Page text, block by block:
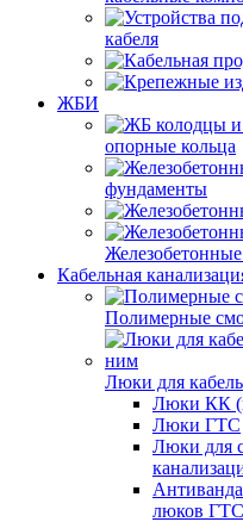
кабеля
ЖБИ
опорные кольца
фундаменты
Кабельная
Полимерные
Люки для
Люки КК
Люки ГТС
Люки для
люков